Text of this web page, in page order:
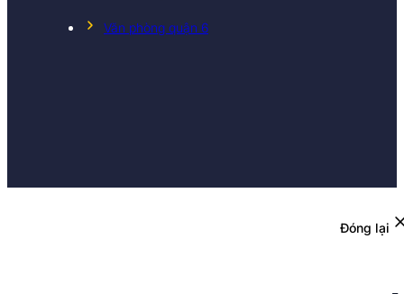
Văn phòng quận 6
Đóng lại